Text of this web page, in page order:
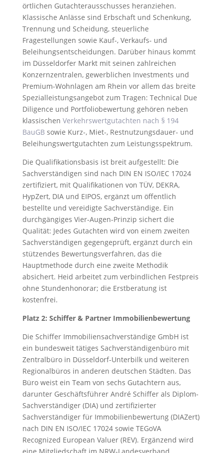
örtlichen Gutachterausschusses heranziehen.
Klassische Anlässe sind Erbschaft und Schenkung,
Trennung und Scheidung, steuerliche
Fragestellungen sowie Kauf-, Verkaufs- und
Beleihungsentscheidungen. Darüber hinaus kommt
im Düsseldorfer Markt mit seinen zahlreichen
Konzernzentralen, gewerblichen Investments und
Premium-Wohnlagen am Rhein vor allem das breite
Spezialleistungsangebot zum Tragen: Technical Due
Diligence und Portfoliobewertung gehören neben
klassischen Verkehrswertgutachten nach § 194
BauGB sowie Kurz-, Miet-, Restnutzungsdauer- und
Beleihungswertgutachten zum Leistungsspektrum.
Die Qualifikationsbasis ist breit aufgestellt: Die
Sachverständigen sind nach DIN EN ISO/IEC 17024
zertifiziert, mit Qualifikationen von TÜV, DEKRA,
HypZert, DIA und EIPOS, ergänzt um öffentlich
bestellte und vereidigte Sachverständige. Ein
durchgängiges Vier-Augen-Prinzip sichert die
Qualität: Jedes Gutachten wird von einem zweiten
Sachverständigen gegengeprüft, ergänzt durch ein
stützendes Bewertungsverfahren, das die
Hauptmethode durch eine zweite Methodik
absichert. Heid arbeitet zum verbindlichen Festpreis
ohne Stundenhonorar; die Erstberatung ist
kostenfrei.
Platz 2: Schiffer & Partner Immobilienbewertung
Die Schiffer Immobiliensachverständige GmbH ist
ein bundesweit tätiges Sachverständigenbüro mit
Zentralbüro in Düsseldorf-Unterbilk und weiteren
Regionalbüros in anderen deutschen Städten. Das
Büro weist ein Team von sechs Gutachtern aus,
darunter Geschäftsführer André Schiffer als Diplom-
Sachverständiger (DIA) und zertifizierter
Sachverständiger für Immobilienbewertung (DIAZert)
nach DIN EN ISO/IEC 17024 sowie TEGoVA
Recognized European Valuer (REV). Ergänzend wird